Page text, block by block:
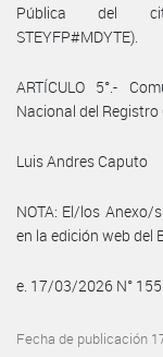
Pública del
STEYFP#MDYTE).
ARTÍCULO 5°.-
Nacional del Registro
Luis Andres Caputo
NOTA: El/los
en la edición web del
e. 17/03/2026 N°
Fecha de publicación